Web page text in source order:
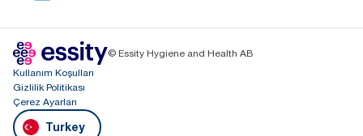
© Essity Hygiene and Health AB
Kullanım Koşulları
Gizlilik Politikası
Çerez Ayarları
Turkey